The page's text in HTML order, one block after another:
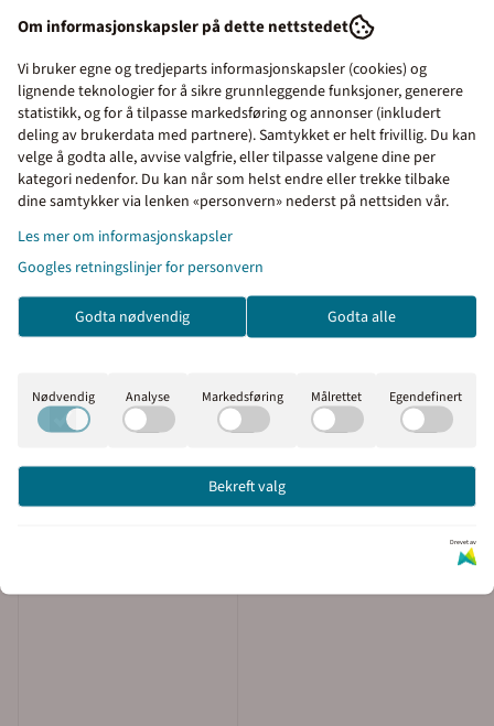
Priser inkl. eller ekskl.
mva
I denne butikken kan du
velge om du vil se prisene
med eller uten moms.
Om informasjonskapsler på dette nettstedet
Vi bruker egne og tredjeparts informasjonskapsler (cookies) og
lignende teknologier for å sikre grunnleggende funksjoner, generere
statistikk, og for å tilpasse markedsføring og annonser (inkludert
deling av brukerdata med partnere). Samtykket er helt frivillig. Du kan
velge å godta alle, avvise valgfrie, eller tilpasse valgene dine per
kategori nedenfor. Du kan når som helst endre eller trekke tilbake
dine samtykker via lenken «personvern» nederst på nettsiden vår.
Les mer om informasjonskapsler
Googles retningslinjer for personvern
Godta nødvendig Godta alle
Nødvendig Analyse Markedsføring Målrettet Egendefinert
Bekreft valg
Drevet av